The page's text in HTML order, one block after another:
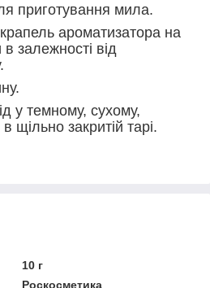
приготування мила.
ароматизатора на
залежності від
у темному, сухому,
щільно закритій тарі.
10 г
Роскосметика